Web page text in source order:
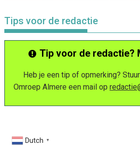
Tips voor de redactie
Tip voor de redactie?
Heb je een tip of opmerking?
Omroep Almere een mail op
Dutch ▼